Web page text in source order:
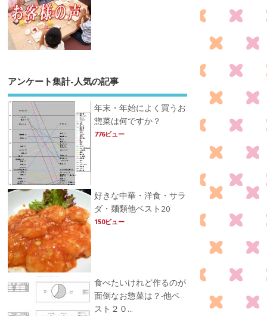
アンケート集計-人気の記事
年末・年始によく買うお
惣菜は何ですか？
776ビュー
好きな中華・洋食・サラ
ダ・麺類他ベスト20
150ビュー
食べたいけれど作るのが
面倒なお惣菜は？-他ベ
スト２０...